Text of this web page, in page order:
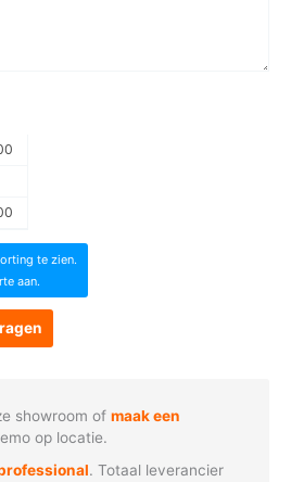
te zien.
aan.
showroom ofmaak een
op locatie.
. Totaal leverancier